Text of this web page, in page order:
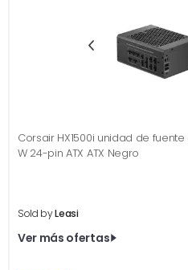
Corsair HX1500i unidad de
W 24-pin ATX ATX Negro
Sold byLeasi
Ver más ofertas